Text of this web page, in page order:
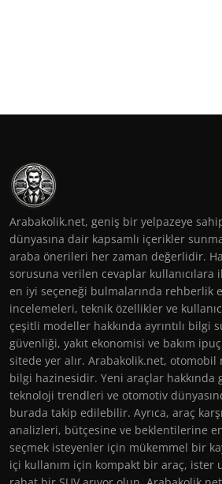
Arabakolik.net, geniş bir yelpazeye
dünyasına dair kapsamlı içerikler
araba önerileri her zaman değerlidir.
sorusuna verilen cevaplar kullanıcılara
en iyi seçeneği bulmalarında rehberlik
incelemeleri, teknik özellikler ve
çeşitli modeller hakkında ayrıntılı bilgi
güvenliği, yakıt ekonomisi ve bakım
sitede yer alır. Arabakolik.net, otomobil
bilgi hazinesidir. Yeni araçlar hakkında
teknoloji trendleri ve otomotiv
burada takip edilebilir. Ayrıca, araç
analizleri, bütçesine ve beklentilerine
seçmek isteyenler için mükemmel bir
içi kullanım için kompakt bir araç, ister